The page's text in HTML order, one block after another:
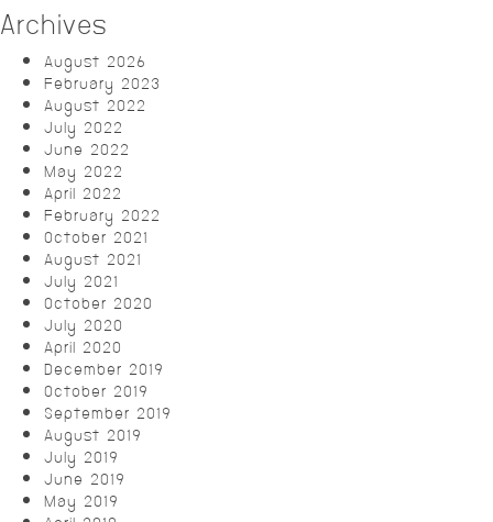
Archives
August 2026
February 2023
August 2022
July 2022
June 2022
May 2022
April 2022
February 2022
October 2021
August 2021
July 2021
October 2020
July 2020
April 2020
December 2019
October 2019
September 2019
August 2019
July 2019
June 2019
May 2019